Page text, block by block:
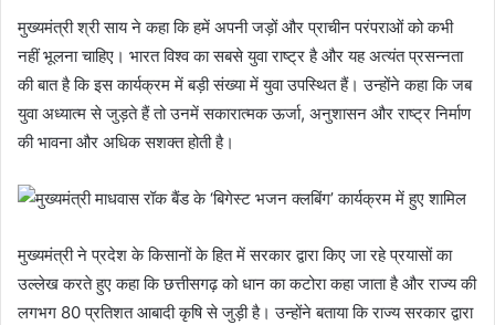
मुख्यमंत्री श्री साय ने कहा कि हमें अपनी जड़ों और प्राचीन परंपराओं को कभी
नहीं भूलना चाहिए। भारत विश्व का सबसे युवा राष्ट्र है और यह अत्यंत प्रसन्नता
की बात है कि इस कार्यक्रम में बड़ी संख्या में युवा उपस्थित हैं। उन्होंने कहा कि जब
युवा अध्यात्म से जुड़ते हैं तो उनमें सकारात्मक ऊर्जा, अनुशासन और राष्ट्र निर्माण
की भावना और अधिक सशक्त होती है।
मुख्यमंत्री ने प्रदेश के किसानों के हित में सरकार द्वारा किए जा रहे प्रयासों का
उल्लेख करते हुए कहा कि छत्तीसगढ़ को धान का कटोरा कहा जाता है और राज्य की
लगभग 80 प्रतिशत आबादी कृषि से जुड़ी है। उन्होंने बताया कि राज्य सरकार द्वारा